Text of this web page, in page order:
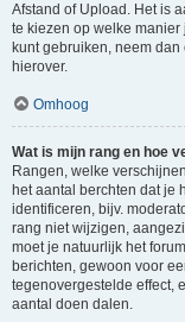
Afstand of Upload. Het is
te kiezen op welke
kunt gebruiken, neem
hierover.
Omhoog
Wat is mijn rang en hoe
Rangen, welke
het aantal berchten dat je
identificeren, bijv.
rang niet wijzigen,
moet je natuurlijk het
berichten, gewoon voor
tegenovergestelde effect,
aantal doen dalen.